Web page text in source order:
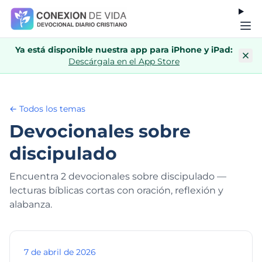
Ya está disponible nuestra app para iPhone y iPad:
Descárgala en el App Store
← Todos los temas
Devocionales sobre
discipulado
Encuentra 2 devocionales sobre discipulado —
lecturas bíblicas cortas con oración, reflexión y
alabanza.
7 de abril de 2026